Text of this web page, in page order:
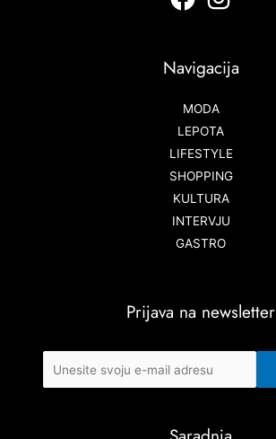
Navigacija
MODA
LEPOTA
LIFESTYLE
SHOPPING
KULTURA
INTERVJU
GASTRO
Prijava na newsletter